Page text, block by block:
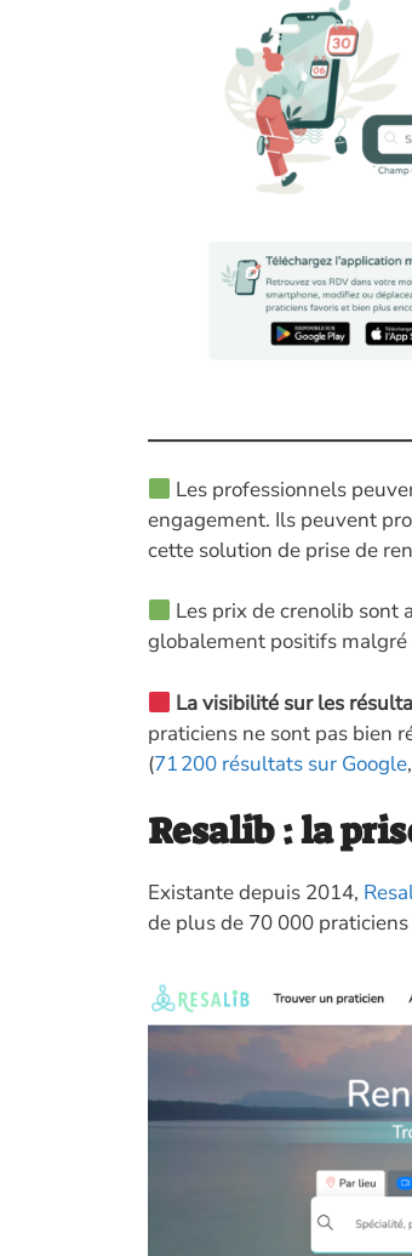
Les professionnels
engagement. Ils peuvent
cette solution de prise de
Les prix de crenolib sont
globalement positifs
La visibilité sur les
praticiens ne sont pas bien
(71 200 résultats sur Google
Resalib : la
Existante depuis 2014,
de plus de 70 000